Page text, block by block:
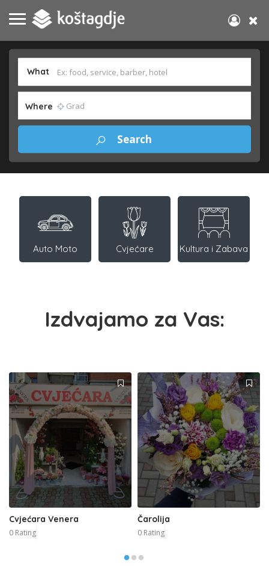
What
Where
Auto Moto Cvjećare Kultura i Zabava
Izdvajamo za Vas:
Cvjećara Venera
0 Rating
Čarolija
0 Rating